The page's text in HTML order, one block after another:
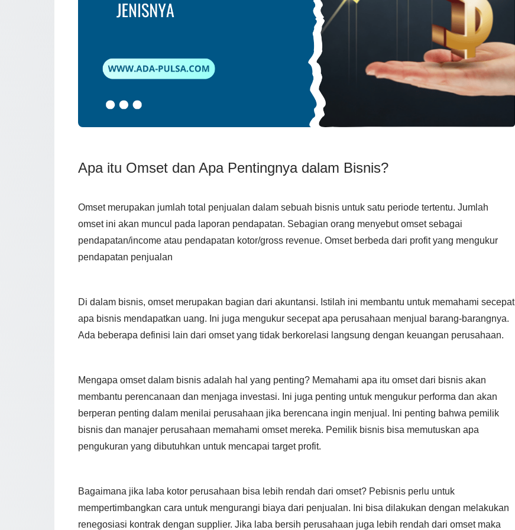
Apa itu Omset dan Apa Pentingnya dalam Bisnis?
Omset merupakan jumlah total penjualan dalam sebuah bisnis untuk satu periode tertentu. Jumlah
omset ini akan muncul pada laporan pendapatan. Sebagian orang menyebut omset sebagai
pendapatan/income atau pendapatan kotor/gross revenue. Omset berbeda dari profit yang mengukur
pendapatan penjualan
Di dalam bisnis, omset merupakan bagian dari akuntansi. Istilah ini membantu untuk memahami secepat
apa bisnis mendapatkan uang. Ini juga mengukur secepat apa perusahaan menjual barang-barangnya.
Ada beberapa definisi lain dari omset yang tidak berkorelasi langsung dengan keuangan perusahaan.
Mengapa omset dalam bisnis adalah hal yang penting? Memahami apa itu omset dari bisnis akan
membantu perencanaan dan menjaga investasi. Ini juga penting untuk mengukur performa dan akan
berperan penting dalam menilai perusahaan jika berencana ingin menjual. Ini penting bahwa pemilik
bisnis dan manajer perusahaan memahami omset mereka. Pemilik bisnis bisa memutuskan apa
pengukuran yang dibutuhkan untuk mencapai target profit.
Bagaimana jika laba kotor perusahaan bisa lebih rendah dari omset? Pebisnis perlu untuk
mempertimbangkan cara untuk mengurangi biaya dari penjualan. Ini bisa dilakukan dengan melakukan
renegosiasi kontrak dengan supplier. Jika laba bersih perusahaan juga lebih rendah dari omset maka